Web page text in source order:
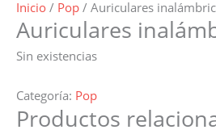
Inicio / Pop / Auriculares
Auriculares
Sin existencias
Categoría: Pop
Productos